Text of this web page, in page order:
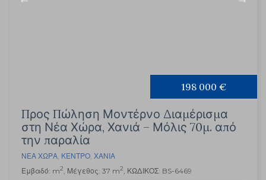
198 000 €
Προς Πώληση Μοντέρνο Διαμέρισμα
στη Νέα Χώρα, Χανιά – Μόλις 70μ. από
την παραλία
ΝΈΑ ΧΏΡΑ, ΚΈΝΤΡΟ, ΧΑΝΙΆ
Εμβαδό: m2, Μέγεθος: 37 m2, ΚΩΔΙΚΟΣ: BS-6469